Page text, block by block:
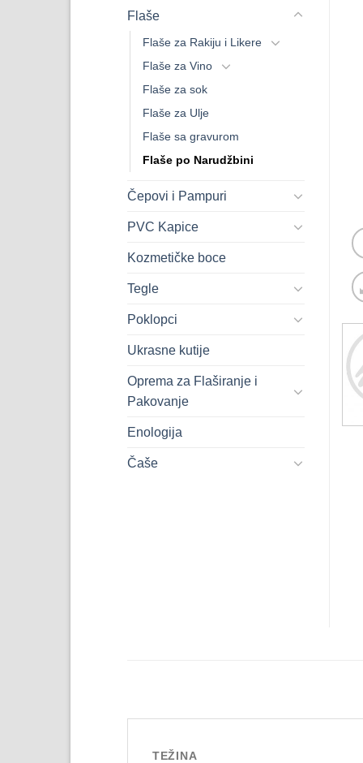
Flaše
Flaše za Rakiju i Likere
Flaše za Vino
Flaše za sok
Flaše za Ulje
Flaše sa gravurom
Flaše po Narudžbini
Čepovi i Pampuri
PVC Kapice
Kozmetičke boce
Tegle
Poklopci
Ukrasne kutije
Oprema za Flaširanje i
Pakovanje
Enologija
Čaše
TEŽINA